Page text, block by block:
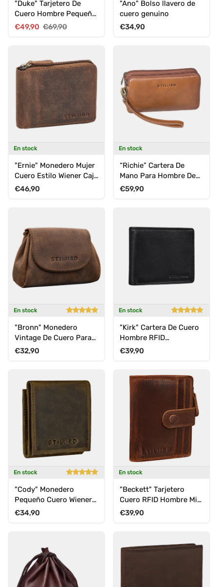
"Duke" Tarjetero De
Cuero Hombre Pequeña
Cartera Con Protección
Precio de venta
€49,90 Precio normal
€69,90
"Ano" Bolso llavero de
cuero genuino
Precio normal
€34,90
En stock
"Ernie" Monedero Mujer
Cuero Estilo Wiener Caja
Pequeña Cartera
Precio normal
€46,90
En stock
“Richie” Cartera De
Mano Para Hombre De
Cuero Pequeña Bolsita
Precio normal
€59,90
En stock
"Bronn" Monedero
Vintage De Cuero Para
Monedas Y Billetes
Precio normal
€32,90
En stock
"Kirk" Cartera De Cuero
Hombre RFID
Protección Diseño
Precio normal
€39,90
En stock
"Cody" Monedero
Pequeño Cuero Wiener
Box Con
Precio normal
€34,90
En stock
"Beckett" Tarjetero
Cuero RFID Hombre Mini
Cartera Estilo Vintage
Precio normal
€39,90